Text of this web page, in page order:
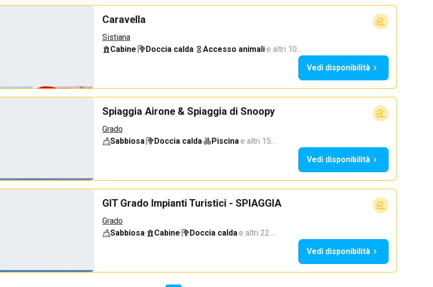
Caravella
Sistiana
Cabine· Doccia calda· Accesso animali·e altri 10…
Vedi disponibilità
Spiaggia Airone & Spiaggia di Snoopy
Grado
Sabbiosa· Doccia calda· Piscina·e altri 15…
Vedi disponibilità
GIT Grado Impianti Turistici - SPIAGGIA
Grado
Sabbiosa· Cabine· Doccia calda·e altri 22…
Vedi disponibilità